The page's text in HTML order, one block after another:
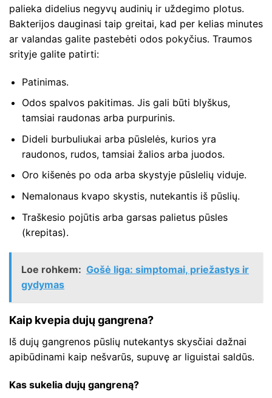
palieka didelius negyvų audinių ir uždegimo plotus.
Bakterijos dauginasi taip greitai, kad per kelias minutes
ar valandas galite pastebėti odos pokyčius. Traumos
srityje galite patirti:
Patinimas.
Odos spalvos pakitimas. Jis gali būti blyškus,
tamsiai raudonas arba purpurinis.
Dideli burbuliukai arba pūslelės, kurios yra
raudonos, rudos, tamsiai žalios arba juodos.
Oro kišenės po oda arba skystyje pūslelių viduje.
Nemalonaus kvapo skystis, nutekantis iš pūslių.
Traškesio pojūtis arba garsas palietus pūsles
(krepitas).
Loe rohkem: Gošė liga: simptomai, priežastys ir
gydymas
Kaip kvepia dujų gangrena?
Iš dujų gangrenos pūslių nutekantys skysčiai dažnai
apibūdinami kaip nešvarūs, supuvę ar liguistai saldūs.
Kas sukelia dujų gangreną?